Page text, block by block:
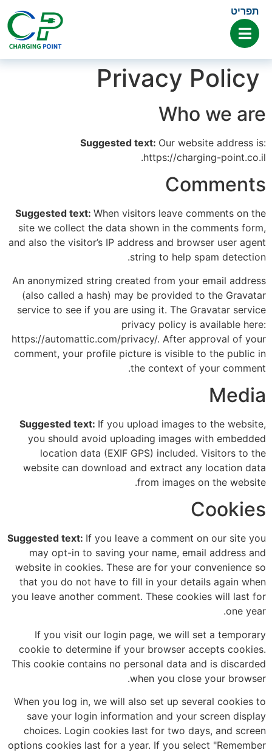
תפריט
Privacy Policy
Who we are
Suggested text: Our website address is:
https://charging-point.co.il.
Comments
Suggested text: When visitors leave comments on the
site we collect the data shown in the comments form,
and also the visitor’s IP address and browser user agent
string to help spam detection.
An anonymized string created from your email address
(also called a hash) may be provided to the Gravatar
service to see if you are using it. The Gravatar service
privacy policy is available here:
https://automattic.com/privacy/. After approval of your
comment, your profile picture is visible to the public in
the context of your comment.
Media
Suggested text: If you upload images to the website,
you should avoid uploading images with embedded
location data (EXIF GPS) included. Visitors to the
website can download and extract any location data
from images on the website.
Cookies
Suggested text: If you leave a comment on our site you
may opt-in to saving your name, email address and
website in cookies. These are for your convenience so
that you do not have to fill in your details again when
you leave another comment. These cookies will last for
one year.
If you visit our login page, we will set a temporary
cookie to determine if your browser accepts cookies.
This cookie contains no personal data and is discarded
when you close your browser.
When you log in, we will also set up several cookies to
save your login information and your screen display
choices. Login cookies last for two days, and screen
options cookies last for a year. If you select "Remember